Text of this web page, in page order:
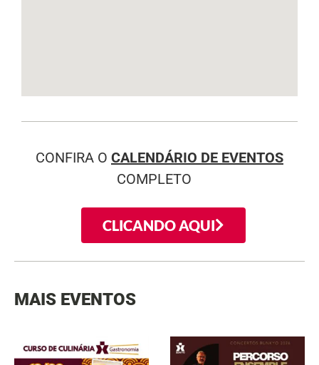
CONFIRA O CALENDÁRIO DE EVENTOS
COMPLETO
CLICANDO AQUI
MAIS EVENTOS